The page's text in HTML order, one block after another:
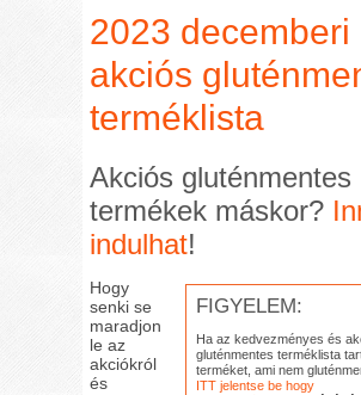
2023 decemberi
akciós
terméklista
Akciós gluténmentes
termékek máskor?
indulhat!
FIGYELEM:
Ha az kedvezményes és
gluténmentes terméklista
terméket, ami nem
ITT jelentse be hogy
Hogy
senki se
maradjon
le az
akciókról
és